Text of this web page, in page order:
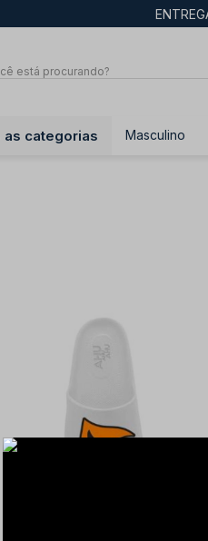
as categorias Masculino